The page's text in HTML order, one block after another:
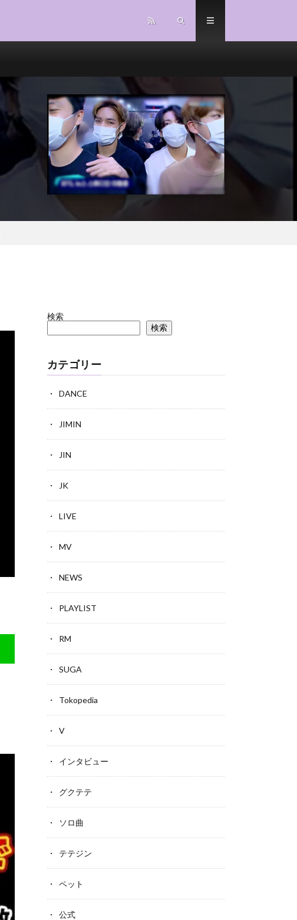
検索
検索
カテゴリー
DANCE
JIMIN
JIN
JK
LIVE
MV
NEWS
PLAYLIST
RM
SUGA
Tokopedia
V
インタビュー
グクテテ
ソロ曲
テテジン
ペット
公式